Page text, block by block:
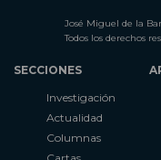
José Miguel de la
Todos los derechos
SECCIONES
Investigación
Actualidad
Columnas